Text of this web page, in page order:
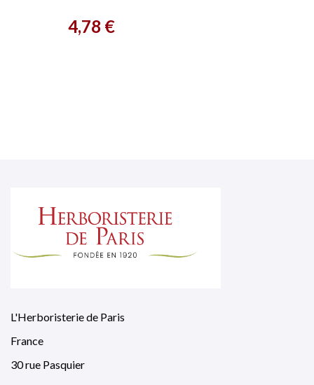
Prix
4,78 €
L'Herboristerie de Paris
France
30 rue Pasquier